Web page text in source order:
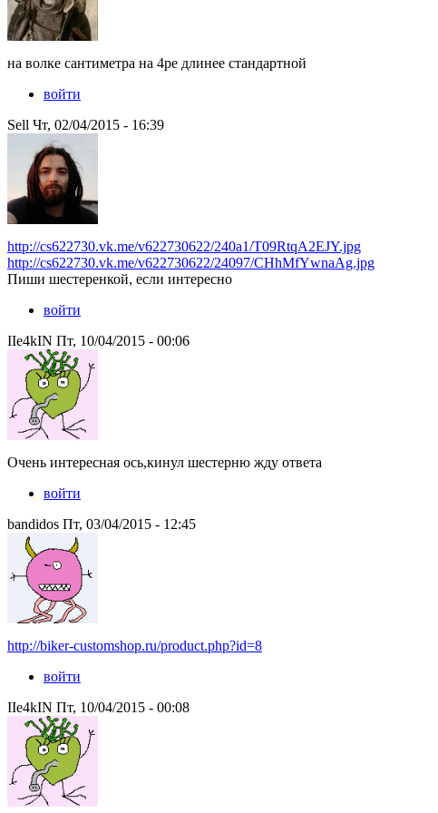
на волке сантиметра на 4ре длинее стандартной
войти
Sell Чт, 02/04/2015 - 16:39
http://cs622730.vk.me/v622730622/240a1/T09RtqA2EJY.jpg
http://cs622730.vk.me/v622730622/24097/CHhMfYwnaAg.jpg
Пиши шестеренкой, если интересно
войти
IIe4kIN Пт, 10/04/2015 - 00:06
Очень интересная ось,кинул шестерню жду ответа
войти
bandidos Пт, 03/04/2015 - 12:45
http://biker-customshop.ru/product.php?id=8
войти
IIe4kIN Пт, 10/04/2015 - 00:08